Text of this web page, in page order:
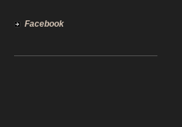
Facebook